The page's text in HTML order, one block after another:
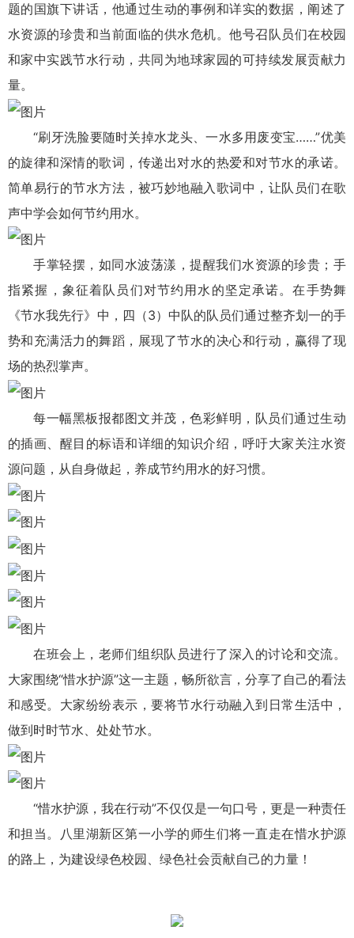
题的国旗下讲话，他通过生动的事例和详实的数据，阐述了
水资源的珍贵和当前面临的供水危机。他号召队员们在校园
和家中实践节水行动，共同为地球家园的可持续发展贡献力
量。
“刷牙洗脸要随时关掉水龙头、一水多用废变宝……”优美
的旋律和深情的歌词，传递出对水的热爱和对节水的承诺。
简单易行的节水方法，被巧妙地融入歌词中，让队员们在歌
声中学会如何节约用水。
手掌轻摆，如同水波荡漾，提醒我们水资源的珍贵；手
指紧握，象征着队员们对节约用水的坚定承诺。在手势舞
《节水我先行》中，四（3）中队的队员们通过整齐划一的手
势和充满活力的舞蹈，展现了节水的决心和行动，赢得了现
场的热烈掌声。
每一幅黑板报都图文并茂，色彩鲜明，队员们通过生动
的插画、醒目的标语和详细的知识介绍，呼吁大家关注水资
源问题，从自身做起，养成节约用水的好习惯。
在班会上，老师们组织队员进行了深入的讨论和交流。
大家围绕“惜水护源”这一主题，畅所欲言，分享了自己的看法
和感受。大家纷纷表示，要将节水行动融入到日常生活中，
做到时时节水、处处节水。
“惜水护源，我在行动”不仅仅是一句口号，更是一种责任
和担当。八里湖新区第一小学的师生们将一直走在惜水护源
的路上，为建设绿色校园、绿色社会贡献自己的力量！